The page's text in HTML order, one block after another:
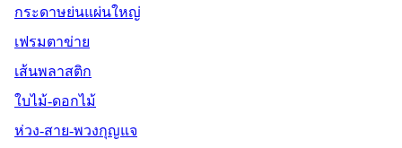
กระดาษย่นแผ่นใหญ่
เฟรมตาข่าย
เส้นพลาสติก
ใบไม้-ดอกไม้
ห่วง-สาย-พวงกุญแจ